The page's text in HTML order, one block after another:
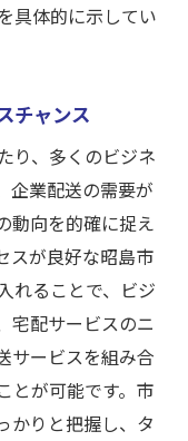
具体的に示してい
チャンス
り、多くのビジネ
企業配送の需要が
動向を的確に捉え
スが良好な昭島市
れることで、ビジ
宅配サービスのニ
サービスを組み合
とが可能です。市
かりと把握し、タ